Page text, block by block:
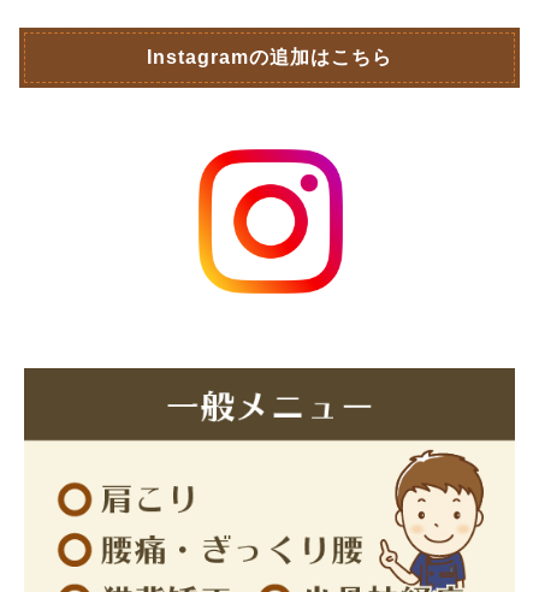
Instagramの追加はこちら